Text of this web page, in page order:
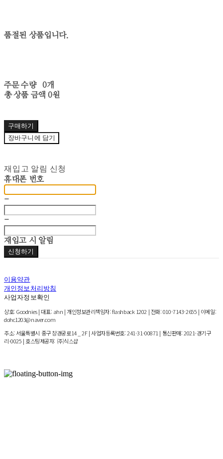
품절된 상품입니다.
주문 수량
0개
총 상품 금액 0원
구매하기
장바구니에 담기
재입고 알림 신청
휴대폰 번호
-
-
재입고 시 알림
신청하기
이용약관
개인정보처리방침
사업자정보확인
상호: Goodnies | 대표: ahn | 개인정보관리책임자: flashback 1202 | 전화: 010-7143-2655 | 이메일:
dohc1203@naver.com
주소: 서울특별시 중구 창경궁로14 _ 2F | 사업자등록번호:241-31-00871 | 통신판매:2021-경기구
리-0025 | 호스팅제공자: (주)식스샵